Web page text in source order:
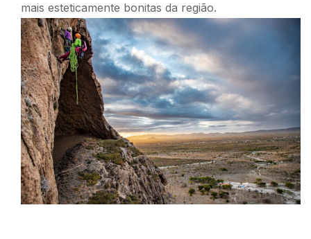
mais esteticamente bonitas da região.